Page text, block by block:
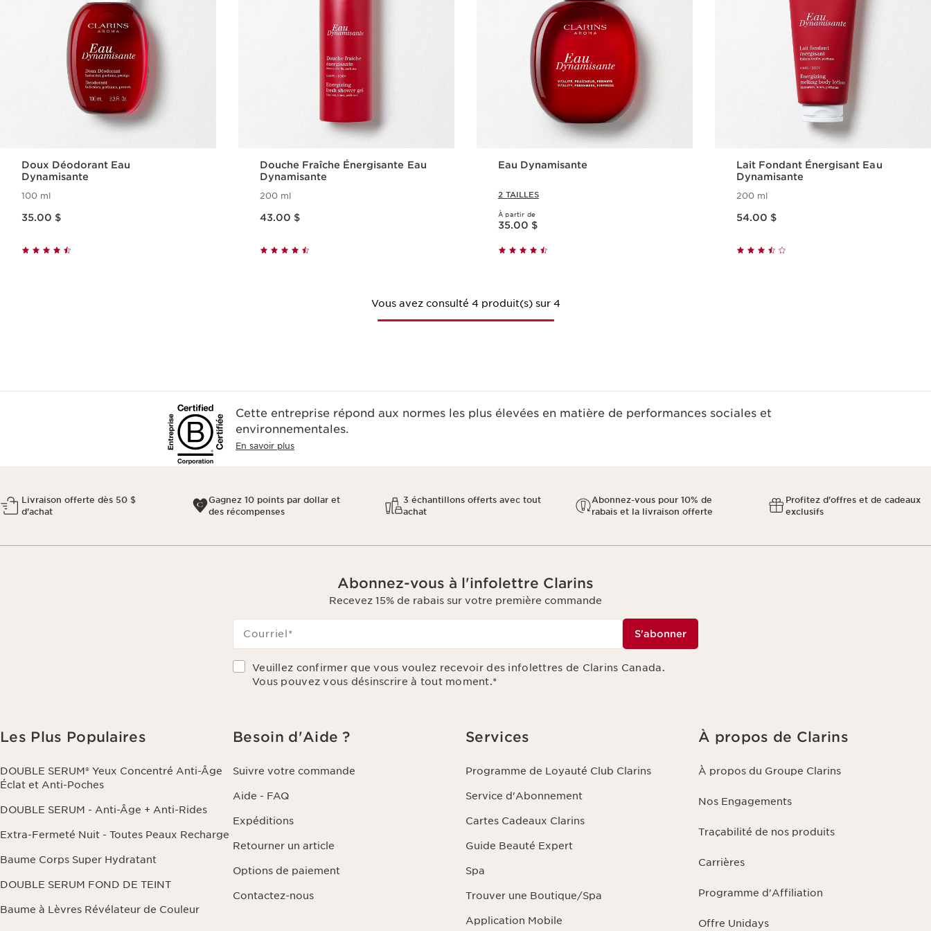
Doux Déodorant Eau
Dynamisante
100 ml
35.00 $
Douche Fraîche Énergisante Eau
Dynamisante
200 ml
43.00 $
Eau Dynamisante
2 TAILLES
À partir de
Nouveau prix 35.00 $
35.00 $
Lait Fondant Énergisant Eau
Dynamisante
200 ml
54.00 $
Vous avez consulté 4 produit(s) sur 4
Cette entreprise répond aux normes les plus élevées en matière de performances sociales et
environnementales.​
En savoir plus
Livraison offerte dès 50 $
d'achat
Gagnez 10 points par dollar et
des récompenses
3 échantillons offerts avec tout
achat
Abonnez-vous pour 10% de
rabais et la livraison offerte
Profitez d'offres et de cadeaux
exclusifs
Abonnez-vous à l'infolettre Clarins
Recevez 15% de rabais sur votre première commande
Courriel * S'abonner
Veuillez confirmer que vous voulez recevoir des infolettres de Clarins Canada.
Vous pouvez vous désinscrire à tout moment.*
Les Plus Populaires
DOUBLE SERUM® Yeux Concentré Anti-Âge
Éclat et Anti-Poches
DOUBLE SERUM - Anti-Âge + Anti-Rides
Extra-Fermeté Nuit - Toutes Peaux Recharge
Baume Corps Super Hydratant
DOUBLE SERUM FOND DE TEINT
Baume à Lèvres Révélateur de Couleur
Besoin d'Aide ?
Suivre votre commande
Aide - FAQ
Expéditions
Retourner un article
Options de paiement
Contactez-nous
Services
Programme de Loyauté Club Clarins
Service d'Abonnement
Cartes Cadeaux Clarins
Guide Beauté Expert
Spa
Trouver une Boutique/Spa
Application Mobile
À propos de Clarins
À propos du Groupe Clarins
Nos Engagements
Traçabilité de nos produits
Carrières
Programme d'Affiliation
Offre Unidays